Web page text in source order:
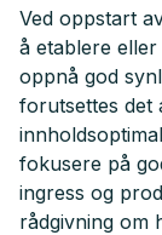
Ved oppstart
å etablere
oppnå god
forutsettes det
fokusere på
ingress og
rådgivning om